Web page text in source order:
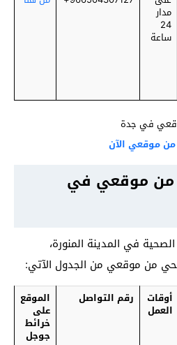
مدار
24
ساعة
في جدة
موقعي الآن
من موقعي في
في المدينة المنورة،
من موقعي من الجدول الآتي:
أوقات
العمل
رقم التواصل الموقع
على
خرائط
جوجل